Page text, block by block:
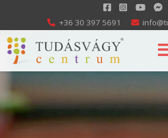
+36 30 397 5691